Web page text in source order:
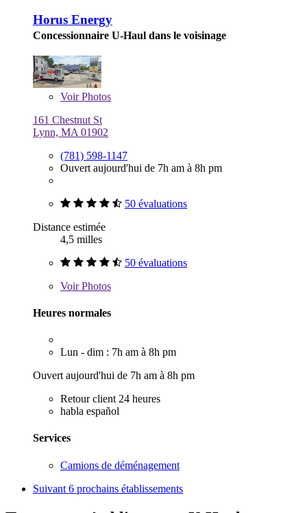
Horus Energy
Concessionnaire U-Haul dans le voisinage
VoirPhotos
161 Chestnut St
Lynn, MA 01902
(781) 598-1147
Ouvert aujourd'hui de 7h am à 8h pm
50 évaluations
Distance estimée
4,5 milles
50 évaluations
VoirPhotos
Heures normales
Lun - dim : 7h am à 8h pm
Ouvert aujourd'hui de 7h am à 8h pm
Retour client 24 heures
habla español
Services
Camions de déménagement
Suivant 6 prochains établissements